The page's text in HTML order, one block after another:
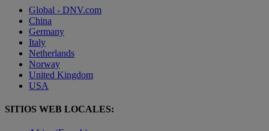
Global - DNV.com
China
Germany
Italy
Netherlands
Norway
United Kingdom
USA
SITIOS WEB LOCALES: